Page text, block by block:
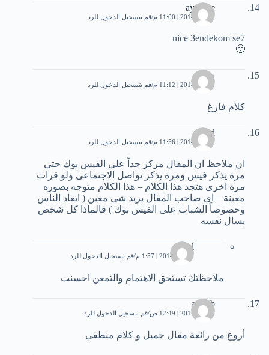
aymane
3 يناير، 2014 | 11:00 م قم بتسجيل الدخول للرد
nice 3endekom se7
🙂
طارق
3 يناير، 2014 | 11:12 م قم بتسجيل الدخول للرد
كلام فارغ
walid
3 يناير، 2014 | 11:56 م قم بتسجيل الدخول للرد
ان ملاحظ ان المقال مركز جداً على الفيس بوك حتى
مرة يذكر فيس ومرة يذكر تواصل الاجتماعى ولو قرات
مرة اخرى هتجد هذا الكلام – هذا الكلام متوجه بصوره
معينة – اى صاحب المقال يريد شى معين ( ابعاد الناس
وحصوصاً الشباب على الفيس بوك ) فالماذا كل شخص
يسال نفسه
adel
6 يناير، 2014 | 1:57 م قم بتسجيل الدخول للرد
ملاحظتك تستحق الاهتمام والتمعن احسنت
ayoub
4 يناير، 2014 | 12:49 ص قم بتسجيل الدخول للرد
أروع من رائعة مقال جميل و كلام منطقي